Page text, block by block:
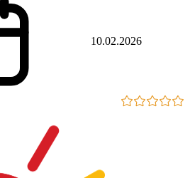
10.02.2026